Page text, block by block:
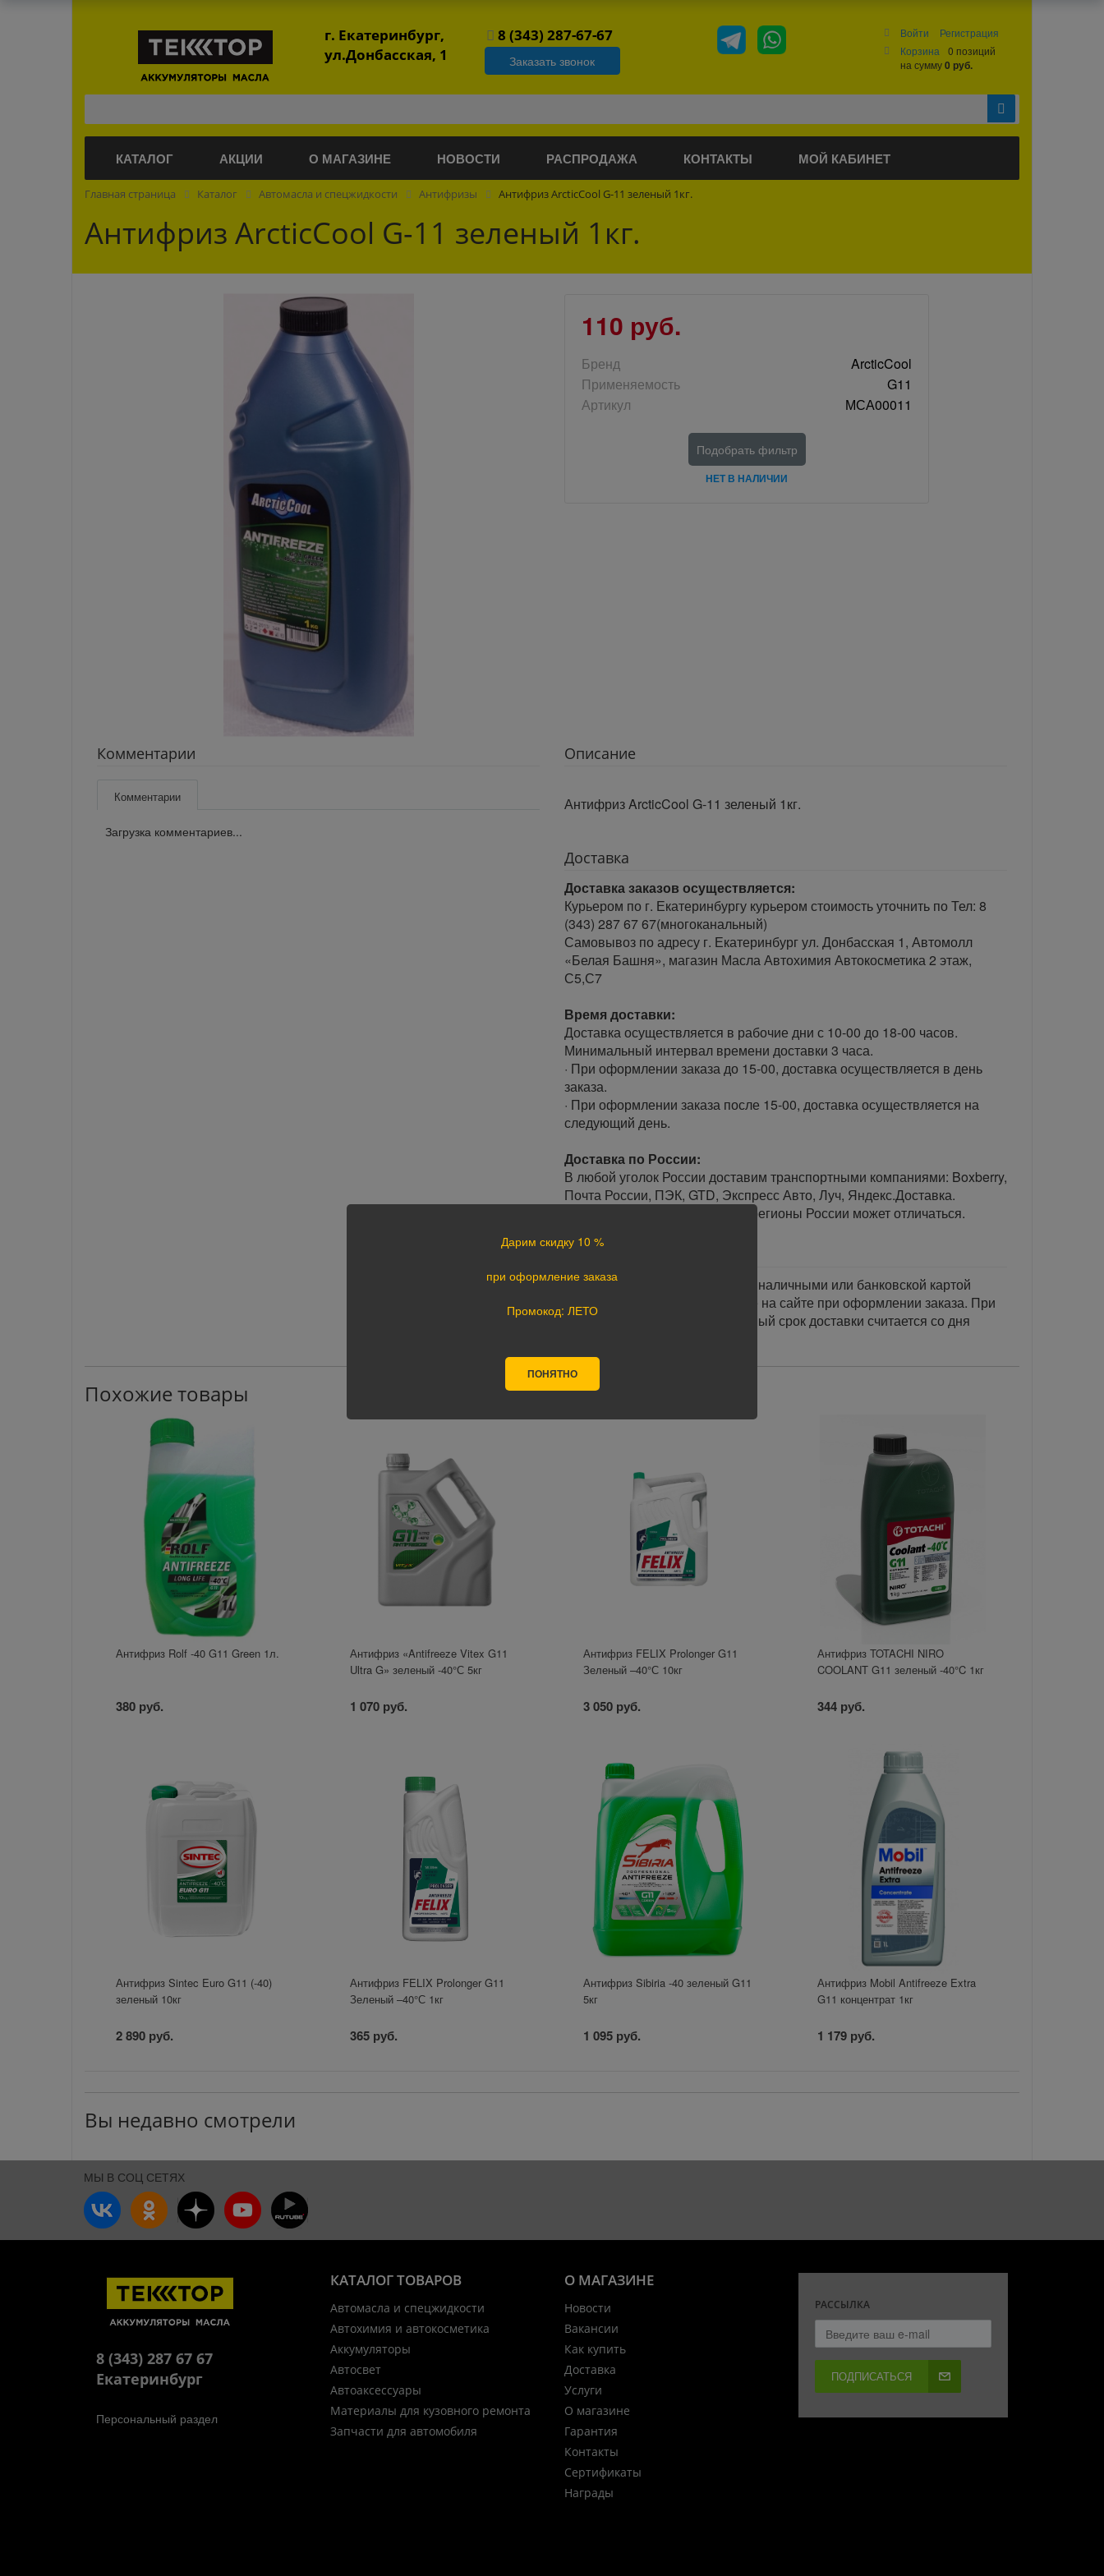
г. Екатеринбург,
ул.Донбасская, 1
8 (343) 287-67-67
Заказать звонок
Войти
Регистрация
Корзина
0 позиций
на сумму0 руб.
КАТАЛОГ АКЦИИ О МАГАЗИНЕ НОВОСТИ РАСПРОДАЖА КОНТАКТЫ МОЙ КАБИНЕТ
Главная страница Каталог Автомасла и спецжидкости Антифризы Антифриз ArcticCool G-11 зеленый 1кг.
Антифриз ArcticCool G-11 зеленый 1кг.
110 руб.
Бренд
ArcticCool
Применяемость
G11
Артикул
МСА00011
Подобрать фильтр
НЕТ В НАЛИЧИИ
Комментарии
Комментарии
Загрузка комментариев...
Описание
Антифриз ArcticCool G-11 зеленый 1кг.
Доставка
Доставка заказов осуществляется:
Курьером по г. Екатеринбургу курьером стоимость уточнить по Тел: 8
(343) 287 67 67(многоканальный)
Самовывоз по адресу г. Екатеринбург ул. Донбасская 1, Автомолл
«Белая Башня», магазин Масла Автохимия Автокосметика 2 этаж,
С5,С7
Время доставки:
Доставка осуществляется в рабочие дни с 10-00 до 18-00 часов.
Минимальный интервал времени доставки 3 часа.
· При оформлении заказа до 15-00, доставка осуществляется в день
заказа.
· При оформлении заказа после 15-00, доставка осуществляется на
следующий день.
Доставка по России:
В любой уголок России доставим транспортными компаниями: Boxberry,
Почта России, ПЭК, GTD, Экспресс Авто, Луч, Яндекс.Доставка.
Стоимость доставки в разные регионы России может отличаться.
Оплата
Оплата заказа осуществляется наличными или банковской картой
курьеру при получении, а также на сайте при оформлении заказа. При
оплате картой на сайте указанный срок доставки считается со дня
Похожие товары
Антифриз Rolf -40 G11 Green 1л.
380 руб.
Антифриз «Antifreeze Vitex G11
Ultra G» зеленый -40°С 5кг
1 070 руб.
Антифриз FELIX Prolonger G11
Зеленый –40°С 10кг
3 050 руб.
Антифриз TOTACHI NIRO
COOLANT G11 зеленый -40°C 1кг
344 руб.
Антифриз Sintec Euro G11 (-40)
зеленый 10кг
2 890 руб.
Антифриз FELIX Prolonger G11
Зеленый –40°С 1кг
365 руб.
Антифриз Sibiria -40 зеленый G11
5кг
1 095 руб.
Антифриз Mobil Antifreeze Extra
G11 концентрат 1кг
1 179 руб.
Вы недавно смотрели
МЫ В СОЦ СЕТЯХ
О МАГАЗИНЕ
Новости
Вакансии
Как купить
Доставка
Услуги
О магазине
Гарантия
Контакты
Сертификаты
Награды
КАТАЛОГ ТОВАРОВ
Автомасла и спецжидкости
Автохимия и автокосметика
Аккумуляторы
Автосвет
Автоаксессуары
Материалы для кузовного ремонта
Запчасти для автомобиля
РАССЫЛКА
ПОДПИСАТЬСЯ
8 (343) 287 67 67
Екатеринбург
Персональный раздел
Дарим скидку 10 %
при оформление заказа
Промокод: ЛЕТО
ПОНЯТНО